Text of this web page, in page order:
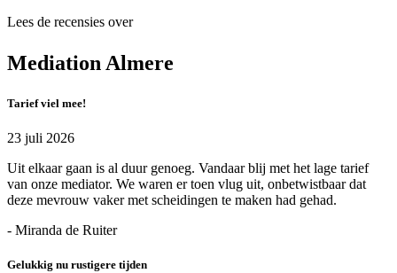
Lees de recensies over
Mediation Almere
Tarief viel mee!
23 juli 2026
Uit elkaar gaan is al duur genoeg. Vandaar blij met het lage tarief
van onze mediator. We waren er toen vlug uit, onbetwistbaar dat
deze mevrouw vaker met scheidingen te maken had gehad.
- Miranda de Ruiter
Gelukkig nu rustigere tijden